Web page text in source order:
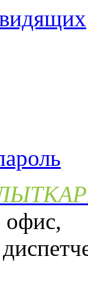
офис,